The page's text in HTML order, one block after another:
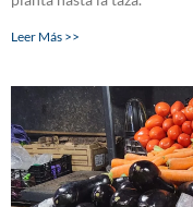
Leer Más >>